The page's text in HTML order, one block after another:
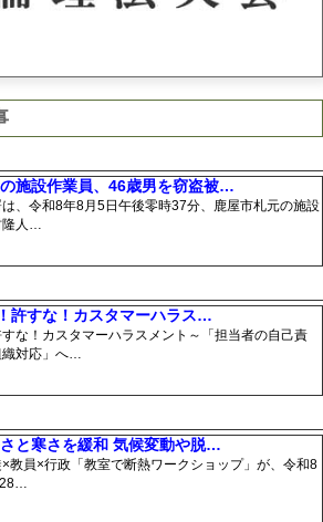
施設作業員、46歳男を窃盗被…
、令和8年8月5日午後零時37分、鹿屋市札元の施設
隆人…
許すな！カスタマーハラス…
な！カスタマーハラスメント～「担当者の自己責
織対応」へ…
と寒さを緩和 気候変動や脱…
教員×行政「教室で断熱ワークショップ」が、令和8
28…